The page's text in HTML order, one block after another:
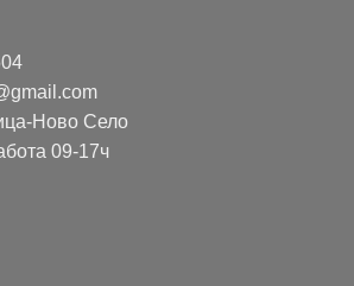
Ново Село
09-17ч